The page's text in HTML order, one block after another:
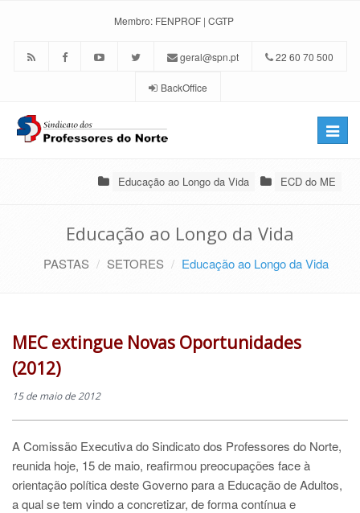
Membro: FENPROF | CGTP
geral@spn.pt 22 60 70 500
BackOffice
Toggle
Educação ao Longo da Vida ECD do ME
Educação ao Longo da Vida
PASTAS SETORES Educação ao Longo da Vida
MEC extingue Novas Oportunidades
(2012)
15 de maio de 2012
A Comissão Executiva do Sindicato dos Professores do Norte,
reunida hoje, 15 de maio, reafirmou preocupações face à
orientação política deste Governo para a Educação de Adultos,
a qual se tem vindo a concretizar, de forma contínua e